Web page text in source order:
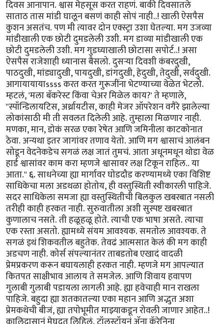
दिवस आनापान. श्वास मेहसूस करत राहणं. बाकी दिवसातले
साताठ तास मांडी घालून बसणं काही सोपं नाही..! खाली ऐसपैस
कुशन असतंच.‌ पण मी त्यावर दोन एक्स्ट्रा उशा घेतल्या. मग उजव्या
मांडीखाली एक छोटी दुमडलेली उशी. मग डाव्या मांडीखाली एक
छोटी दुमडलेली उशी. मग गुडघ्याखाली छोटासा सपोर्ट..! असा
ऐसपैस राजेशाही ध्यानास बैसलो. दुसऱ्या दिवशी कंबरदुखी,
पाठदुखी, मांड्यादुखी, पायदुखी, डांगदुखी, हेदुखी, तेदुखी, सर्वदुखी.
आगायायायाssss करत करत गुरूजींना भेटण्याच्या वेळेत भेटलो.
म्हटलं, 'मला बॅकरेस्ट किंवा चेअर मिळेल काय?' ते म्हणाले,
''स्पॉन्डिलायटिस, अर्थ्रायटीस, काही मेजर ऑपरेशन वगैरे झालेल्या
लोकांसाठी मी ती सवलत दिलेली आहे. तुम्हाला मिळणार नाही.
मणका, मान, डोकं सरळ एका रेषेत आणि जमिनीला काटकोनात
ठेवा. अन्यथा इतर जागांवर तणाव येतो. आणि मग श्वासाचं आलंबन
सोडून वेदनेकडेच सगळं लक्ष जातं तुमचं. आता अधूनमधून थोडा वेळ
हार्ड श्वासांवर काम करा म्हणजे श्वासावर लक्ष टिकून राहिल.. या
आता.''६.साधनेच्या ह्या मार्गावर घोडदौड करण्यामध्ये एका विशिष्ट
साधिकेचा मला अडथळा होतोय, ही वस्तुस्थिती स्वीकारली पाहिजे.
सदर साधिकेला समजा ह्या वस्तुस्थितीची बिलकुल खबरबात नसली
तरीही काही हरकत नाही. सुरुवातीला अशी सुस्पष्ट खबरबात
कुणालाच नसते. ती हळूहळू होते. त्याची एक भाषा असते. त्याचा
एक रस्ता असतो. ह्यामध्ये संयम आवश्यक. समतोल आवश्यक. ते
सगळं इथं शिकवतील बहुतेक. तेवढं आत्मसात केलं की मग काही
अडचण नाही. कोर्स संपल्यानंतर ताबडतोब एखादं वादळी
प्रेमप्रकरण करून बघायलाही हरकत नाही. म्हणजे मग आपल्यात
कितपत साक्षीभाव आलाय ते समजेल. आणि शिवाय हवापण
गुलाबी गुलाबी पडायला लागली आहे. ह्या हवेचाही मान राखला
पाहिजे. बहुदा ह्या शतकातल्या एका महान आणि अद्भुत अशा
प्रेमकथेची बीजं, ह्या तपोभूमीत माझ्याकडून रोवली जाणार आहेत..!